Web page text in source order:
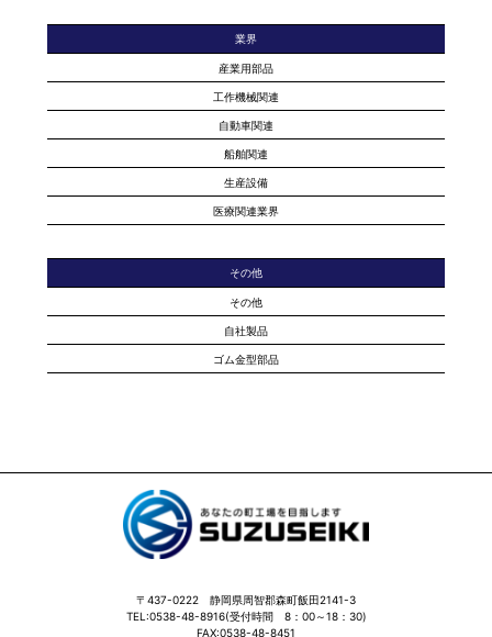
業界
産業用部品
工作機械関連
自動車関連
船舶関連
生産設備
医療関連業界
その他
その他
自社製品
ゴム金型部品
〒437-0222 静岡県周智郡森町飯田2141-3
TEL:0538-48-8916(受付時間 8：00～18：30)
FAX:0538-48-8451